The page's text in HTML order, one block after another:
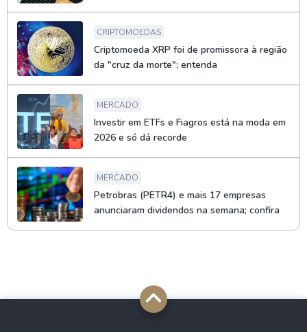
CRIPTOMOEDAS
Criptomoeda XRP foi de promissora à região
da "cruz da morte"; entenda
MERCADO
Investir em ETFs e Fiagros está na moda em
2026 e só dá recorde
MERCADO
Petrobras (PETR4) e mais 17 empresas
anunciaram dividendos na semana; confira